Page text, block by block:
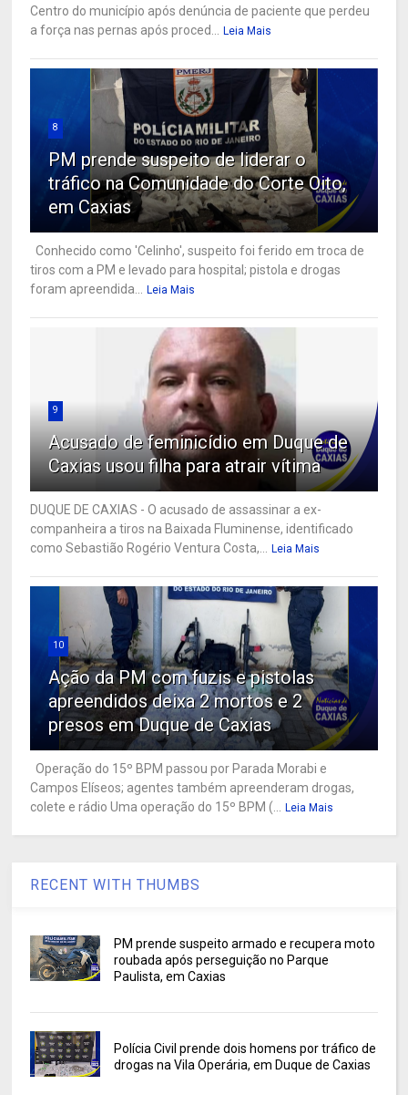
Centro do município após denúncia de paciente que perdeu
a força nas pernas após proced...
Leia Mais
8
PM prende suspeito de liderar o
tráfico na Comunidade do Corte Oito,
em Caxias
Conhecido como 'Celinho', suspeito foi ferido em troca de
tiros com a PM e levado para hospital; pistola e drogas
foram apreendida...
Leia Mais
9
Acusado de feminicídio em Duque de
Caxias usou filha para atrair vítima
DUQUE DE CAXIAS - O acusado de assassinar a ex-
companheira a tiros na Baixada Fluminense, identificado
como Sebastião Rogério Ventura Costa,...
Leia Mais
10
Ação da PM com fuzis e pistolas
apreendidos deixa 2 mortos e 2
presos em Duque de Caxias
Operação do 15º BPM passou por Parada Morabi e
Campos Elíseos; agentes também apreenderam drogas,
colete e rádio Uma operação do 15º BPM (...
Leia Mais
RECENT WITH THUMBS
PM prende suspeito armado e recupera moto
roubada após perseguição no Parque
Paulista, em Caxias
Polícia Civil prende dois homens por tráfico de
drogas na Vila Operária, em Duque de Caxias